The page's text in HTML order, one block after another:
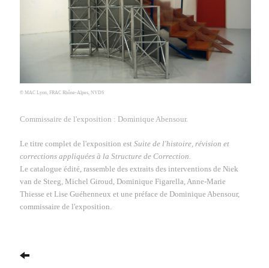
© MAC Lyon, FRAC Rhône-Alpes, NVDS
Commissaire de l'exposition : Dominique Abensour.
Le titre complet de l'exposition estSuite de l'histoire, révision et
corrections appliquées à la Structure de Correction.
Le catalogue édité, rassemble des extraits des interventions deNiek
van de Steeg, Michel Giroud, Dominique Figarella, Anne-Marie
Thiesse et Lise Guéhenneux et une préface de Dominique Abensour,
commissaire de l'exposition.